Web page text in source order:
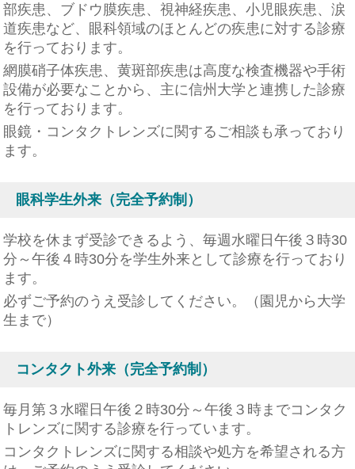
部疾患、ブドウ膜疾患、視神経疾患、小児眼疾患、涙
道疾患など、眼科領域のほとんどの疾患に対する診療
を行っております。
網膜硝子体疾患、黄斑部疾患は高度な検査機器や手術
設備が必要なことから、主に信州大学と連携した診療
を行っております。
眼鏡・コンタクトレンズに関するご相談も承っており
ます。
眼科学生外来（完全予約制）
学校を休まず受診できるよう、毎週水曜日午後３時30
分～午後４時30分を学生外来として診療を行っており
ます。
必ずご予約のうえ受診してください。（園児から大学
生まで）
コンタクト外来（完全予約制）
毎月第３水曜日午後２時30分～午後３時までコンタク
トレンズに関する診療を行っています。
コンタクトレンズに関する相談や処方を希望される方